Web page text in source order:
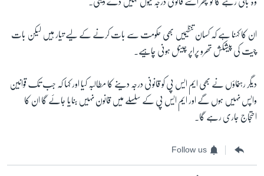
وہ باقی رہے گا تو پھر اسے قانونی درجہ کیوں نہیں دے دیتی۔
ان کا کہنا ہے کہ کسان تنظیمیں بھی حکومت سے بات کرنے کے لیے تیار ہیں لیکن بات
چیت کی پیشکش تھرو پراپر چینل ہونی چاہیے۔
دیگر رہنماؤں نے بھی ایم ایس پی کو قانونی درجہ دینے کا مطالبہ کیا اور کہا کہ جب تک قوانین
واپس نہیں ہوں گے اور ایم ایس پی کے سلسلے میں قانون نہیں بنایا جائے گا ان کا
احتجاج جاری رہے گا۔
Follow us